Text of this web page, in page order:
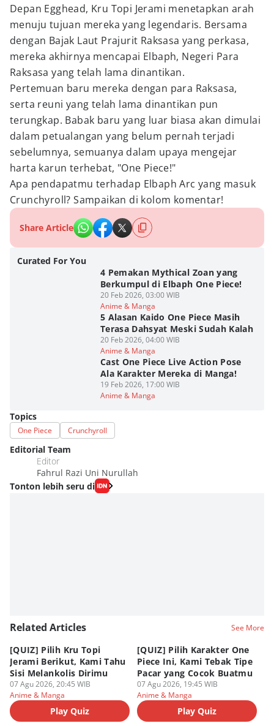
Depan Egghead, Kru Topi Jerami menetapkan arah
menuju tujuan mereka yang legendaris. Bersama
dengan Bajak Laut Prajurit Raksasa yang perkasa,
mereka akhirnya mencapai Elbaph, Negeri Para
Raksasa yang telah lama dinantikan.
Pertemuan baru mereka dengan para Raksasa,
serta reuni yang telah lama dinantikan pun
terungkap. Babak baru yang luar biasa akan dimulai
dalam petualangan yang belum pernah terjadi
sebelumnya, semuanya dalam upaya mengejar
harta karun terhebat, "One Piece!"
Apa pendapatmu terhadap Elbaph Arc yang masuk
Crunchyroll? Sampaikan di kolom komentar!
Share Article
Curated For You
4 Pemakan Mythical Zoan yang
Berkumpul di Elbaph One Piece!
20 Feb 2026, 03:00 WIB
Anime & Manga
5 Alasan Kaido One Piece Masih
Terasa Dahsyat Meski Sudah Kalah
20 Feb 2026, 04:00 WIB
Anime & Manga
Cast One Piece Live Action Pose
Ala Karakter Mereka di Manga!
19 Feb 2026, 17:00 WIB
Anime & Manga
Topics
One Piece Crunchyroll
Editorial Team
Editor
Fahrul Razi Uni Nurullah
Tonton lebih seru di
Related Articles See More
[QUIZ] Pilih Kru Topi
Jerami Berikut, Kami Tahu
Sisi Melankolis Dirimu
07 Agu 2026, 20:45 WIB
Anime & Manga
Play Quiz
[QUIZ] Pilih Karakter One
Piece Ini, Kami Tebak Tipe
Pacar yang Cocok Buatmu
07 Agu 2026, 19:45 WIB
Anime & Manga
Play Quiz